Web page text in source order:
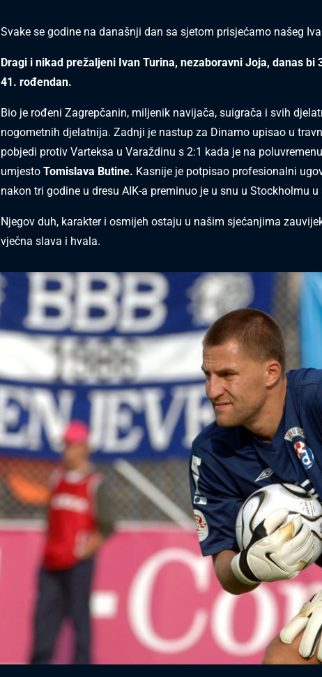
Svake se godine na današnji dan sa sjetom prisjećamo našeg
Dragi i nikad prežaljeni Ivan Turina, nezaboravni Joja, danas bi
41. rođendan.
Bio je rođeni Zagrepčanin, miljenik navijača, suigrača i svih
nogometnih djelatnija. Zadnji je nastup za Dinamo upisao u
pobjedi protiv Varteksa u Varaždinu s 2:1 kada je na
umjesto Tomislava Butine. Kasnije je potpisao profesionalni
nakon tri godine u dresu AIK-a preminuo je u snu u Stockholmu
Njegov duh, karakter i osmijeh ostaju u našim sjećanjima
vječna slava i hvala.